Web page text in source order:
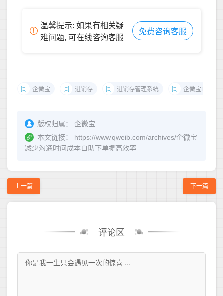
温馨提示: 如果有相关疑
难问题, 可在线咨询客服
免费咨询客服
企微宝 进销存 进销存管理系统 企微宝ERP
版权归属：
企微宝
本文链接：
https://www.qweib.com/archives/企微宝
减少沟通时间成本自助下单提高效率
上一篇 下一篇
评论区